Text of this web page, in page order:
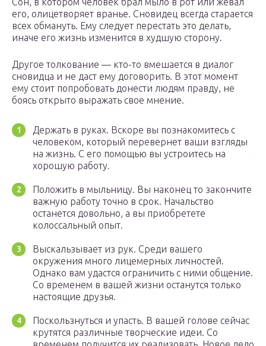
его, олицетворяет вранье. Сновидец всегда старается
всех обмануть. Ему следует перестать это делать,
иначе его жизнь изменится в худшую сторону.
Другое толкование — кто-то вмешается в диалог
сновидца и не даст ему договорить. В этот момент
ему стоит попробовать донести людям правду, не
боясь открыто выражать свое мнение.
Держать в руках. Вскоре вы познакомитесь с
человеком, который перевернет ваши взгляды
на жизнь. С его помощью вы устроитесь на
хорошую работу.
Положить в мыльницу. Вы наконец то закончите
важную работу точно в срок. Начальство
останется довольно, а вы приобретете
колоссальный опыт.
Выскальзывает из рук. Среди вашего
окружения много лицемерных личностей.
Однако вам удастся ограничить с ними общение.
Со временем в вашей жизни останутся только
настоящие друзья.
Поскользнуться и упасть. В вашей голове сейчас
крутятся различные творческие идеи. Со